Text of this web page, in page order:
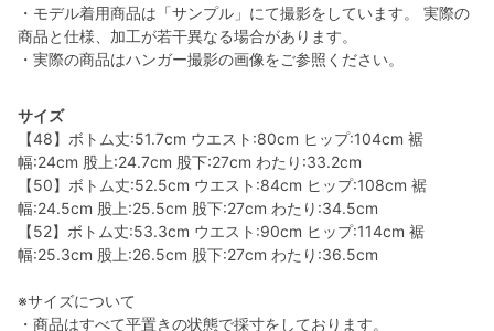
・モデル着用商品は「サンプル」にて撮影をしています。 実際の
商品と仕様、加工が若干異なる場合があります。
・実際の商品はハンガー撮影の画像をご参照ください。
サイズ
【48】ボトム丈:51.7cm ウエスト:80cm ヒップ:104cm 裾
幅:24cm 股上:24.7cm 股下:27cm わたり:33.2cm
【50】ボトム丈:52.5cm ウエスト:84cm ヒップ:108cm 裾
幅:24.5cm 股上:25.5cm 股下:27cm わたり:34.5cm
【52】ボトム丈:53.3cm ウエスト:90cm ヒップ:114cm 裾
幅:25.3cm 股上:26.5cm 股下:27cm わたり:36.5cm
※サイズについて
・商品はすべて平置きの状態で採寸をしております。